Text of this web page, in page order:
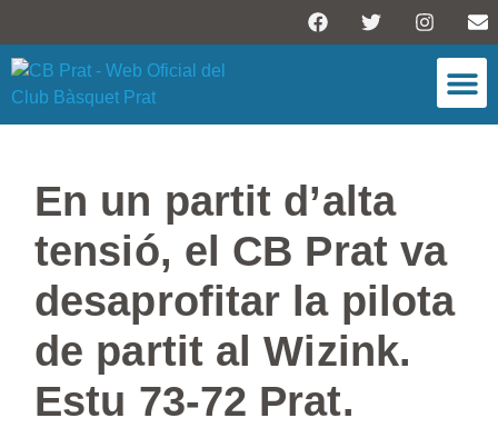
En un partit d’alta
tensió, el CB Prat va
desaprofitar la pilota
de partit al Wizink.
Estu 73-72 Prat.